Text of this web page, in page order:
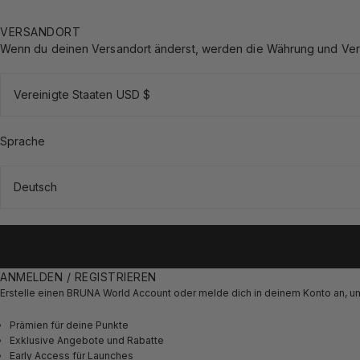
VERSANDORT
Wenn du deinen Versandort änderst, werden die Währung und
Vereinigte Staaten USD $
Sprache
Deutsch
ANMELDEN / REGISTRIEREN
Erstelle einen BRUNA World Account oder melde dich in deinem Konto an,
Prämien für deine Punkte
Exklusive Angebote und Rabatte
Early Access für Launches